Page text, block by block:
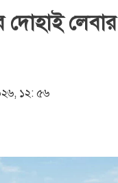
দোহাই
১২: ৫৬